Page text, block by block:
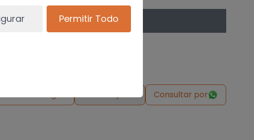
de origen Solicitar pieza Consultar por
Permitir Todo